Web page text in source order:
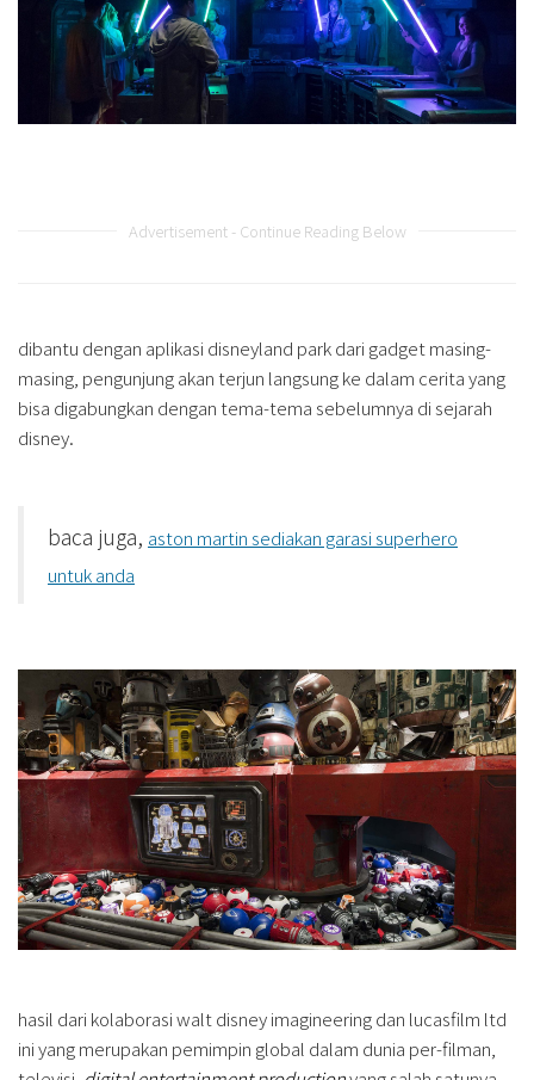
Advertisement - Continue Reading Below
dibantu dengan aplikasi disneyland park dari gadget masing-
masing, pengunjung akan terjun langsung ke dalam cerita yang
bisa digabungkan dengan tema-tema sebelumnya di sejarah
disney.
baca juga, aston martin sediakan garasi superhero
untuk anda
hasil dari kolaborasi walt disney imagineering dan lucasfilm ltd
ini yang merupakan pemimpin global dalam dunia per-filman,